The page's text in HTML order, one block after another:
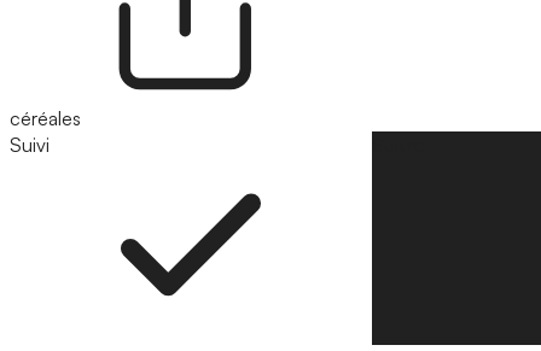
céréales
Suivi